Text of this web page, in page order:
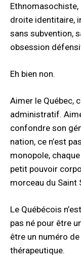
droite identitaire,
sans subvention,
obsession
Eh bien non.
Aimer le Québec,
administratif.
confondre son
nation, ce n’est
monopole,
petit pouvoir
morceau du Saint
Le Québécois
pas né pour être
être un numéro
thérapeutique.